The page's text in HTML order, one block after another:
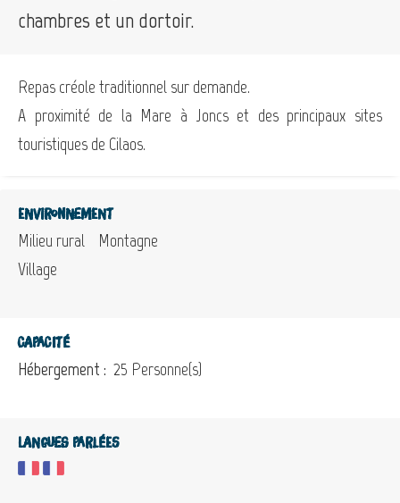
chambres et un dortoir.
Repas créole traditionnel sur demande.
A proximité de la Mare à Joncs et des principaux sites
touristiques de Cilaos.
Environnement
Milieu rural
Montagne
Village
Capacité
Hébergement : 25 Personne(s)
Langues parlées